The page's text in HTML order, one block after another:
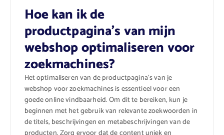
Hoe kan ik de
productpagina’s van mijn
webshop optimaliseren voor
zoekmachines?
Het optimaliseren van de productpagina’s van je
webshop voor zoekmachines is essentieel voor een
goede online vindbaarheid. Om dit te bereiken, kun je
beginnen met het gebruik van relevante zoekwoorden in
de titels, beschrijvingen en metabeschrijvingen van de